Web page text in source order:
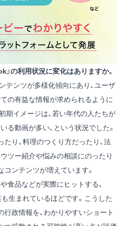
の利用状況に変化はありますか。
テンツが多様化傾向にあり、ユーザ
の有益な情報が求められるように
期イメージは、若い年代の人たちが
る動画が多い、という状況でした。
たり、料理のつくり方だったり、法
ツー紹介や悩みの相談にのったり
コンテンツが増えています。
食品などが実際にヒットする、
も生まれているほどです。こうした
行政情報を、わかりやすいショート